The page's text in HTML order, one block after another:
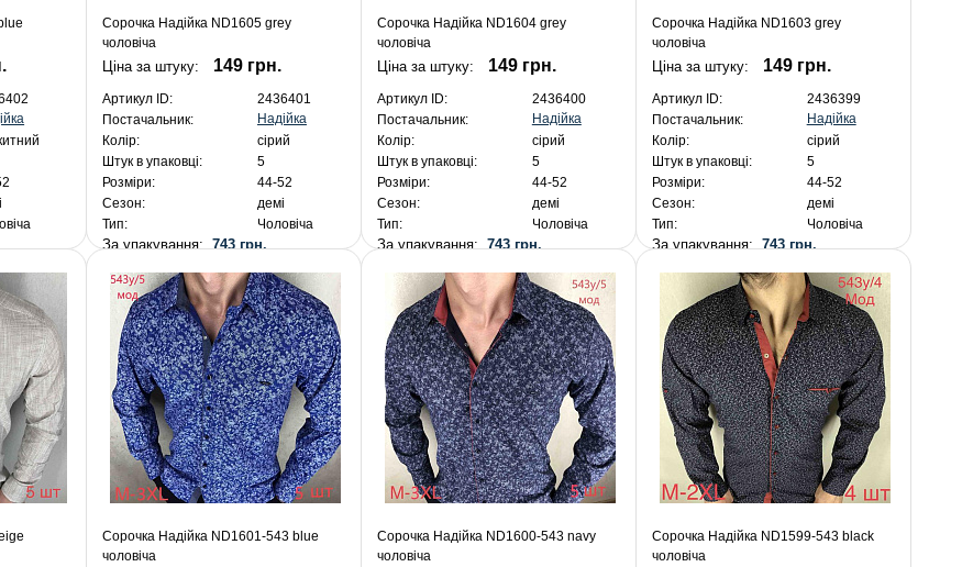
Сорочка Надійка ND1605 grey
чоловіча
Ціна за штуку: 149 грн.
Артикул ID:
2436401
Постачальник:
Надійка
Колір:
сірий
Штук в упаковці:
5
Розміри:
44-52
Сезон:
демі
Тип:
Чоловіча
За упакування: 743 грн.
Сорочка Надійка ND1604 grey
чоловіча
Ціна за штуку: 149 грн.
Артикул ID:
2436400
Постачальник:
Надійка
Колір:
сірий
Штук в упаковці:
5
Розміри:
44-52
Сезон:
демі
Тип:
Чоловіча
За упакування: 743 грн.
Сорочка Надійка ND1603 grey
чоловіча
Ціна за штуку: 149 грн.
Артикул ID:
2436399
Постачальник:
Надійка
Колір:
сірий
Штук в упаковці:
5
Розміри:
44-52
Сезон:
демі
Тип:
Чоловіча
За упакування: 743 грн.
Сорочка Надійка ND1601-543 blue
чоловіча
Сорочка Надійка ND1600-543 navy
чоловіча
Сорочка Надійка ND1599-543 black
чоловіча